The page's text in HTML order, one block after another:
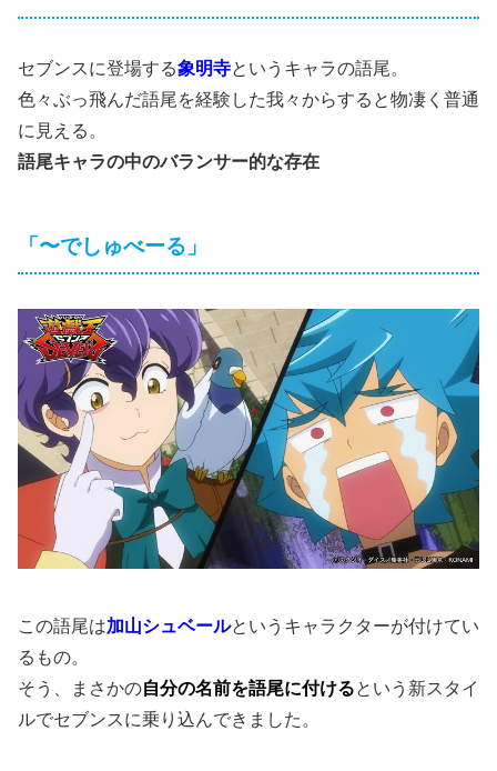
セブンスに登場する象明寺というキャラの語尾。
色々ぶっ飛んだ語尾を経験した我々からすると物凄く普通
に見える。
語尾キャラの中のバランサー的な存在
「〜でしゅべーる」
この語尾は加山シュベールというキャラクターが付けてい
るもの。
そう、まさかの自分の名前を語尾に付けるという新スタイ
ルでセブンスに乗り込んできました。